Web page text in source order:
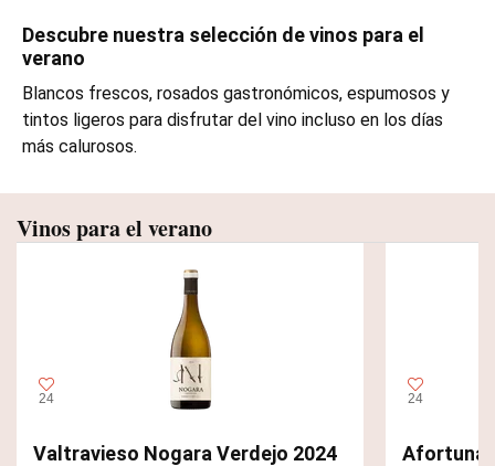
Descubre nuestra selección de vinos para el
verano
Blancos frescos, rosados gastronómicos, espumosos y
tintos ligeros para disfrutar del vino incluso en los días
más calurosos.
Vinos para el verano
24
Valtravieso Nogara Verdejo 2024
24